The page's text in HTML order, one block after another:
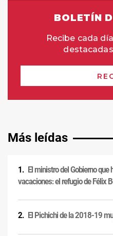
Más leídas
El ministro del Gobierno
vacaciones: el refugio de Félix
El Pichichi de la 2018-19